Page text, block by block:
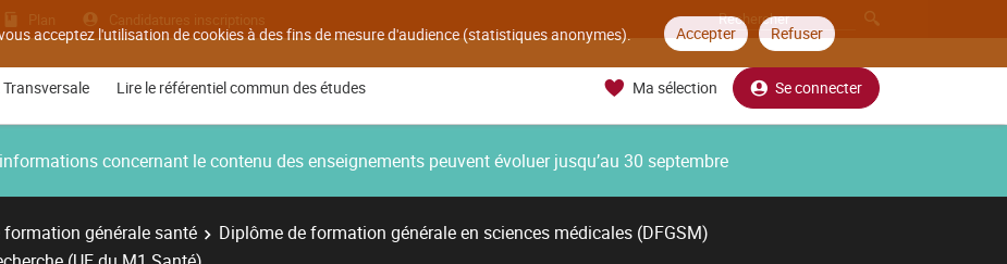
acceptez l'utilisation de cookies à des fins de mesure d'audience (statistiques anonymes). Accepter Refuser
Plan Candidatures inscriptions
Transversale Lire le référentiel commun des études Ma sélection Se connecter
concernant le contenu des enseignements peuvent évoluer jusqu’au 30 septembre
formation générale santé
Diplôme de formation générale en sciences médicales (DFGSM)